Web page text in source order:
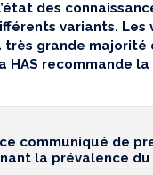
des
variants.
grande majorité
HAS recommande
communiqué de
la prévalence